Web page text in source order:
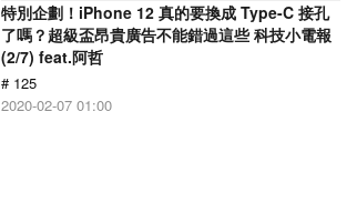
特別企劃！iPhone 12 真的要換成 Type-C 接孔
了嗎？超級盃昂貴廣告不能錯過這些 科技小電報
(2/7) feat.阿哲
# 125
2020-02-07 01:00